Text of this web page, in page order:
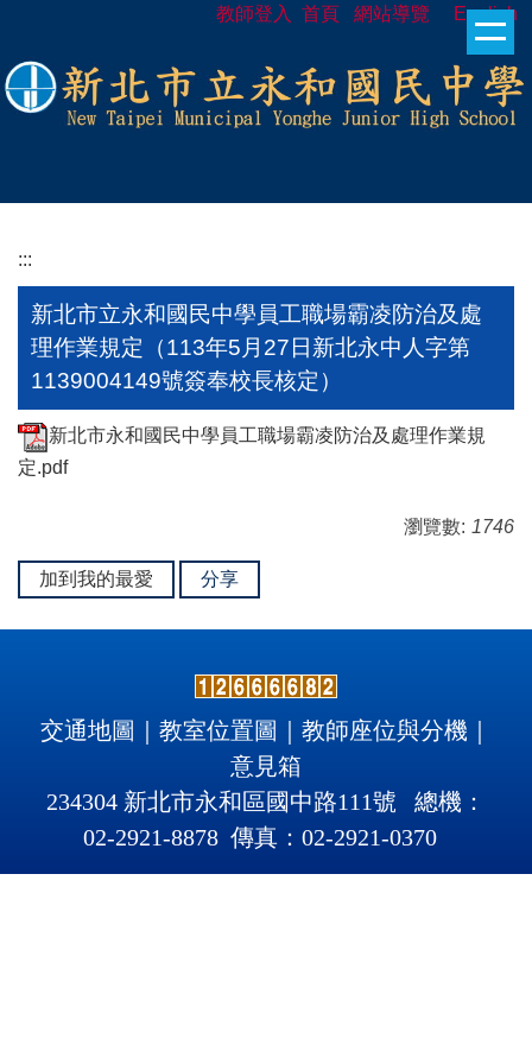
主
要
教師登入 首頁 網站導覽 English
:::
新北市立永和國民中學員工職場霸凌防治及處
理作業規定（113年5月27日新北永中人字第
1139004149號簽奉校長核定）
新北市永和國民中學員工職場霸凌防治及處理作業規
定.pdf
瀏覽數: 1746
加到我的最愛 分享
交通地圖 ｜ 教室位置圖 ｜ 教師座位與分機 ｜
意見箱
234304 新北市永和區國中路111號 總機：
02-2921-8878 傳真：02-2921-0370